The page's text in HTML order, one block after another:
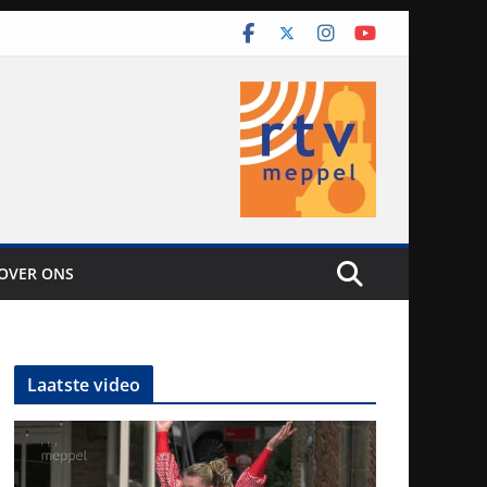
ONS
Laatste video